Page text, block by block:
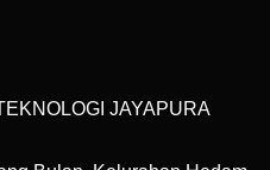
JAYAPURA